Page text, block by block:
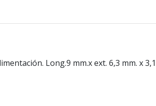
Long.9 mm.x ext. 6,3 mm. x